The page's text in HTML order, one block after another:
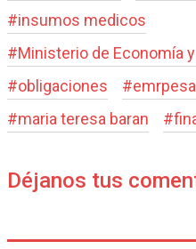
#insumos medicos
#Ministerio de Economía
#obligaciones #
#maria teresa baran #
Déjanos tus